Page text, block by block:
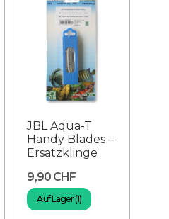
JBL Aqua-T
Handy Blades –
Ersatzklinge
9,90 CHF
Auf Lager (1)